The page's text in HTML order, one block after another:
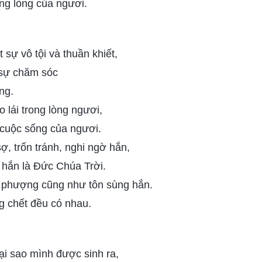
lòng của ngươi.
sự vô tội và thuần khiết,
chăm sóc
lái trong lòng ngươi,
sống của ngươi.
trốn tránh, nghi ngờ hắn,
là Đức Chúa Trời.
cũng như tôn sùng hắn.
chết đều có nhau.
sao mình được sinh ra,